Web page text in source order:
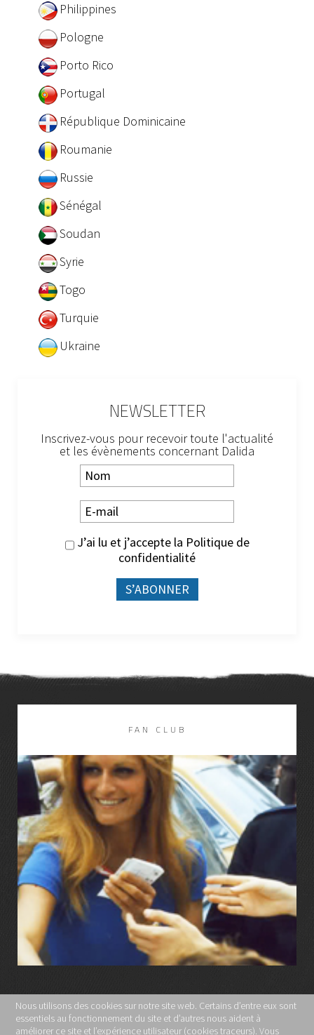
Philippines
Pologne
Porto Rico
Portugal
République Dominicaine
Roumanie
Russie
Sénégal
Soudan
Syrie
Togo
Turquie
Ukraine
NEWSLETTER
Inscrivez-vous pour recevoir toute l'actualité
et les évènements concernant Dalida
J’ai lu et j’accepte la Politique de
confidentialité
FAN CLUB
LIRE LA SUITE
MENTIONS LÉGALES
Nous utilisons des cookies sur notre site web. Certains d’entre eux sont
essentiels au fonctionnement du site et d’autres nous aident à
améliorer ce site et l’expérience utilisateur (cookies traceurs). Vous